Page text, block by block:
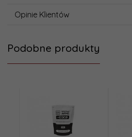
Opinie Klientów
Podobne produkty